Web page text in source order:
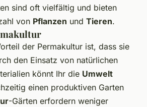
sind oft vielfältig und bieten
von Pflanzen und Tieren.
der Permakultur ist, dass sie
den Einsatz von natürlichen
könnt Ihr die Umwelt
einen produktiven Garten
-Gärten erfordern weniger